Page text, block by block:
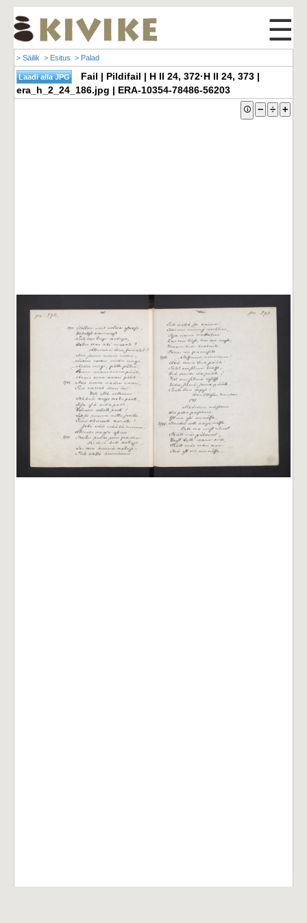
☰
> Säilik > Esitus > Palad
Fail | Pildifail | H II 24, 372·H II 24, 373 |
era_h_2_24_186.jpg | ERA-10354-78486-56203